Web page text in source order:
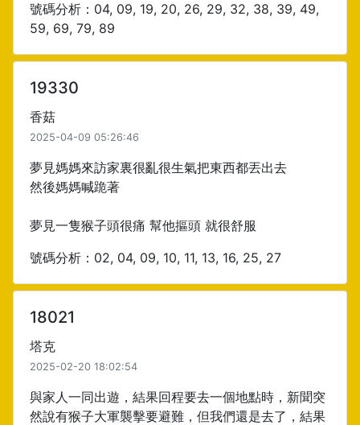
號碼分析：04, 09, 19, 20, 26, 29, 32, 38, 39, 49,
59, 69, 79, 89
19330
香菇
2025-04-09 05:26:46
夢見媽媽來訪家裏很亂很生氣把東西都丟出去
然後媽媽喊跪著
夢見一隻猴子頭很痛 幫他摳頭 就很舒服
號碼分析：02, 04, 09, 10, 11, 13, 16, 25, 27
18021
塔克
2025-02-20 18:02:54
與家人一同出遊，結果回程要去一個地點時，新聞突
然說有猴子大軍襲擊要避難，但我們還是去了，結果